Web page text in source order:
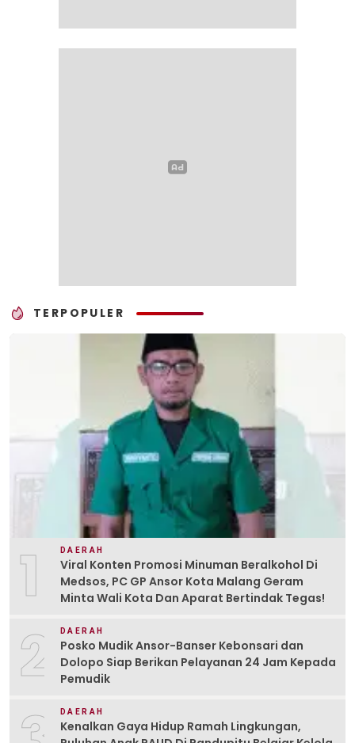
TERPOPULER
1 DAERAH
Viral Konten Promosi Minuman Beralkohol Di
Medsos, PC GP Ansor Kota Malang Geram
Minta Wali Kota Dan Aparat Bertindak Tegas!
2 DAERAH
Posko Mudik Ansor-Banser Kebonsari dan
Dolopo Siap Berikan Pelayanan 24 Jam Kepada
Pemudik
DAERAH
Kenalkan Gaya Hidup Ramah Lingkungan,